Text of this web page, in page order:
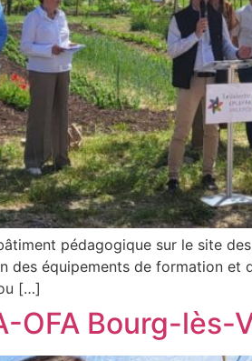
pédagogique sur le site
des équipements de formation
[…]
OFA Bourg-